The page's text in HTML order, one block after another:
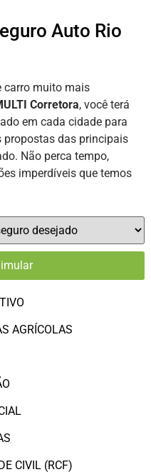
Auto Rio
carro muito mais
Corretora, você terá
em cada cidade para
propostas das principais
Não perca tempo,
imperdíveis que temos
AGRÍCOLAS
CIVIL (RCF)